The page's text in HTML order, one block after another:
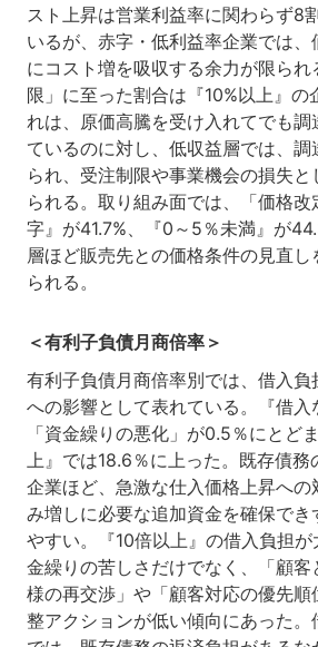
スト上昇は営業利益率に関わらず8
いるが、赤字・低利益率企業では
にコスト増を吸収する余力が限ら
限」に至った割合は『10%以上』の
れは、原価高騰を受け入れてでも調
ているのに対し、低収益層では、
られ、受注制限や事業機会の損失
られる。取り組み面では、「価格
字』が41.7%、『0～5％未満』が
層ほど販売先との価格条件の見直
られる。
＜有利子負債月商倍率＞
有利子負債月商倍率別では、借入負
への影響として表れている。『借入
「資金繰りの悪化」が0.5％にとど
上』では18.6％に上った。既存債務
企業ほど、急激な仕入価格上昇へ
み増しに必要な追加資金を確保で
やすい。『10倍以上』の借入負担
金繰りの苦しさだけでなく、「顧
様の再交渉」や「顧客対応の優先順
整アクションが低い傾向にあった。